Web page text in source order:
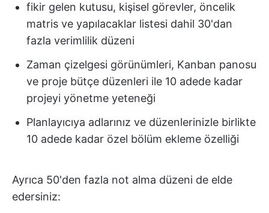
fikir gelen kutusu, kişisel görevler, öncelik
matris ve yapılacaklar listesi dahil 30'dan
fazla verimlilik düzeni
Zaman çizelgesi görünümleri, Kanban panosu
ve proje bütçe düzenleri ile 10 adede kadar
projeyi yönetme yeteneği
Planlayıcıya adlarınız ve düzenlerinizle birlikte
10 adede kadar özel bölüm ekleme özelliği
Ayrıca 50'den fazla not alma düzeni de elde
edersiniz: